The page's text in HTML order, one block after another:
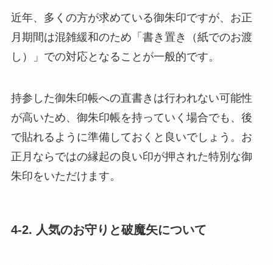
近年、多くの方が求めている御朱印ですが、お正
月期間は混雑緩和のため「書き置き（紙でのお渡
し）」での対応となることが一般的です。
持参した御朱印帳への直書きは行われない可能性
が高いため、御朱印帳を持っていく場合でも、後
で貼れるように準備しておくと良いでしょう。お
正月ならではの縁起の良い印が押された特別な御
朱印をいただけます。
4-2. 人気のお守りと破魔矢について